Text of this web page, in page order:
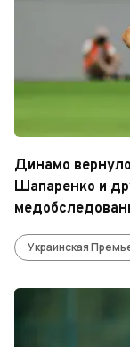
Динамо
Шапаренко и
Украинская